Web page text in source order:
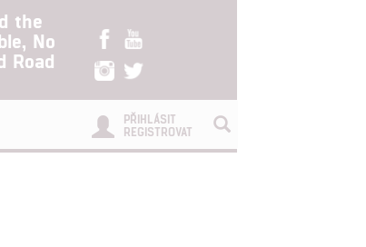
the
No
Road
PŘIHLÁSIT
REGISTROVAT